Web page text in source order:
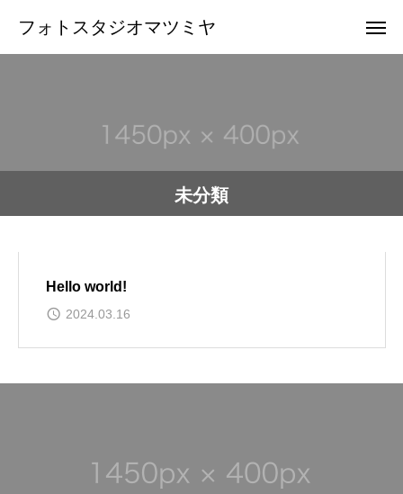
フォトスタジオマツミヤ
未分類
Hello world!
2024.03.16